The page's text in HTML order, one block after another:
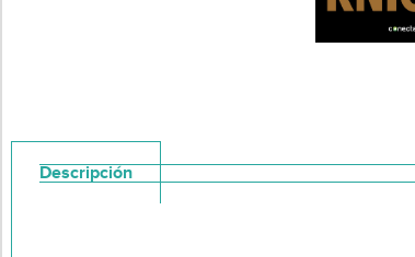
Descripción